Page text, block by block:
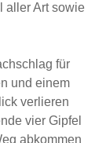
aller Art sowie
für
und einem
verlieren
vier Gipfel
abkommen